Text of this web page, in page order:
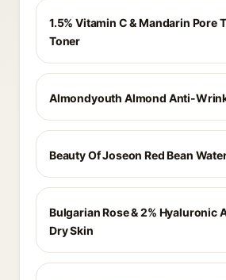
1.5% Vitamin C & Mandarin Pore
Toner
Almondyouth Almond Anti-
Beauty Of Joseon Red Bean
Bulgarian Rose & 2% Hyaluronic
Dry Skin